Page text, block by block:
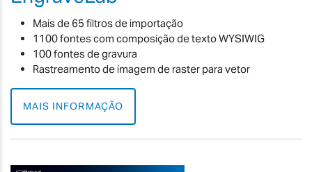
Mais de 65 filtros de importação
1100 fontes com composição de texto WYSIWIG
100 fontes de gravura
Rastreamento de imagem de raster para vetor
MAIS INFORMAÇÃO